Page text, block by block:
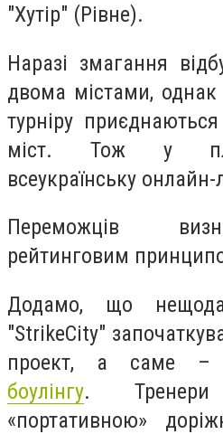
"Хутір" (Рівне).
Наразі змагання
двома містами,
турніру
міст. Тож у
всеукраїнську онлайн-
Переможців
рейтинговим
Додамо, що
"StrikeCity"
проект, а саме –
боулінгу.
«портативною»